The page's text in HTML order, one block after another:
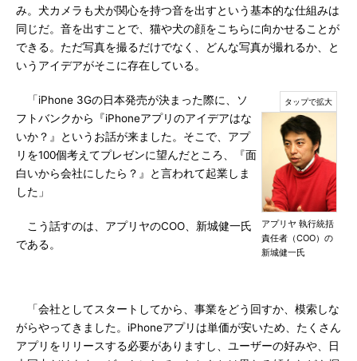
み。犬カメラも犬が関心を持つ音を出すという基本的な仕組みは
同じだ。音を出すことで、猫や犬の顔をこちらに向かせることが
できる。ただ写真を撮るだけでなく、どんな写真が撮れるか、と
いうアイデアがそこに存在している。
アプリヤ 執行統括
責任者（COO）の
新城健一氏
「iPhone 3Gの日本発売が決まった際に、ソ
フトバンクから『iPhoneアプリのアイデアはな
いか？』というお話が来ました。そこで、アプ
リを100個考えてプレゼンに望んだところ、『面
白いから会社にしたら？』と言われて起業しま
した」
こう話すのは、アプリヤのCOO、新城健一氏
である。
「会社としてスタートしてから、事業をどう回すか、模索しな
がらやってきました。iPhoneアプリは単価が安いため、たくさん
アプリをリリースする必要がありますし、ユーザーの好みや、日